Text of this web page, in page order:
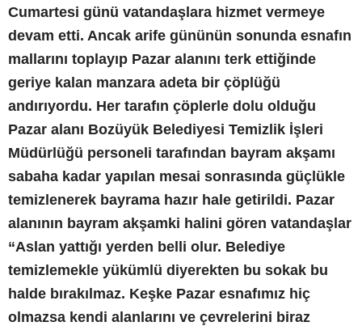
Cumartesi günü vatandaşlara hizmet vermeye
devam etti. Ancak arife gününün sonunda esnafın
mallarını toplayıp Pazar alanını terk ettiğinde
geriye kalan manzara adeta bir çöplüğü
andırıyordu. Her tarafın çöplerle dolu olduğu
Pazar alanı Bozüyük Belediyesi Temizlik İşleri
Müdürlüğü personeli tarafından bayram akşamı
sabaha kadar yapılan mesai sonrasında güçlükle
temizlenerek bayrama hazır hale getirildi. Pazar
alanının bayram akşamki halini gören vatandaşlar
“Aslan yattığı yerden belli olur. Belediye
temizlemekle yükümlü diyerekten bu sokak bu
halde bırakılmaz. Keşke Pazar esnafımız hiç
olmazsa kendi alanlarını ve çevrelerini biraz